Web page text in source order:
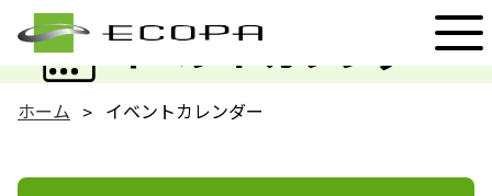
イベントカレンダー
EVENT
ホーム イベントカレンダー